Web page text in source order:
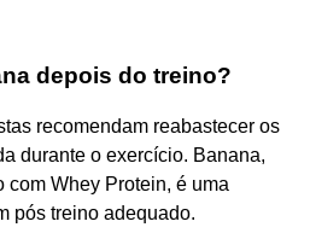
depois do treino?
recomendam reabastecer os
durante o exercício. Banana,
Whey Protein, é uma
pós treino adequado.